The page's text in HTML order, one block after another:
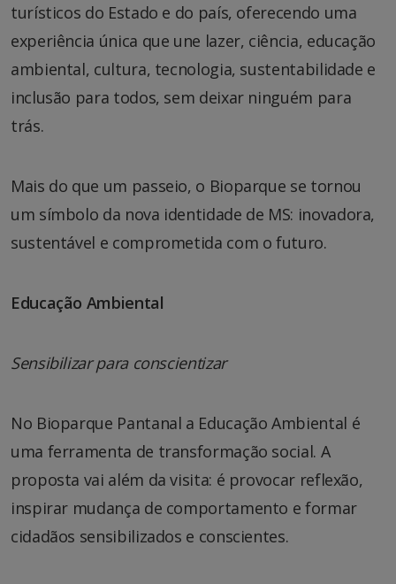
turísticos do Estado e do país, oferecendo uma
experiência única que une lazer, ciência, educação
ambiental, cultura, tecnologia, sustentabilidade e
inclusão para todos, sem deixar ninguém para
trás.
Mais do que um passeio, o Bioparque se tornou
um símbolo da nova identidade de MS: inovadora,
sustentável e comprometida com o futuro.
Educação Ambiental
Sensibilizar para conscientizar
No Bioparque Pantanal a Educação Ambiental é
uma ferramenta de transformação social. A
proposta vai além da visita: é provocar reflexão,
inspirar mudança de comportamento e formar
cidadãos sensibilizados e conscientes.